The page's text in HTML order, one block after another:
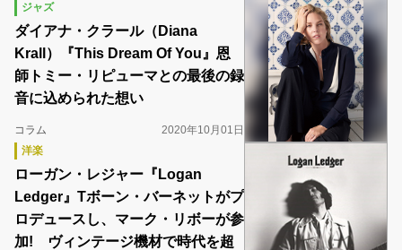
ジャズ
ダイアナ・クラール（Diana
Krall）『This Dream Of You』恩
師トミー・リピューマとの最後の録
音に込められた想い
コラム
2020年10月01日
洋楽
ローガン・レジャー『Logan
Ledger』Tボーン・バーネットがプ
ロデュースし、マーク・リボーが参
加! ヴィンテージ機材で時代を超